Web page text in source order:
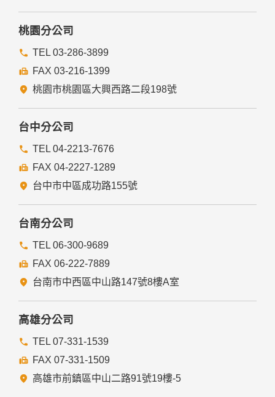
桃園分公司
TEL 03-286-3899
FAX 03-216-1399
桃園市桃園區大興西路二段198號
台中分公司
TEL 04-2213-7676
FAX 04-2227-1289
台中市中區成功路155號
台南分公司
TEL 06-300-9689
FAX 06-222-7889
台南市中西區中山路147號8樓A室
高雄分公司
TEL 07-331-1539
FAX 07-331-1509
高雄市前鎮區中山二路91號19樓-5